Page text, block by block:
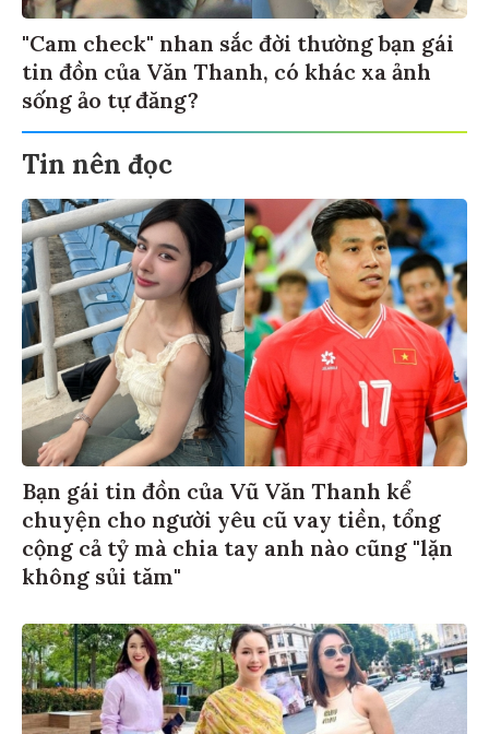
"Cam check" nhan sắc đời thường bạn gái
tin đồn của Văn Thanh, có khác xa ảnh
sống ảo tự đăng?
Tin nên đọc
Bạn gái tin đồn của Vũ Văn Thanh kể
chuyện cho người yêu cũ vay tiền, tổng
cộng cả tỷ mà chia tay anh nào cũng "lặn
không sủi tăm"